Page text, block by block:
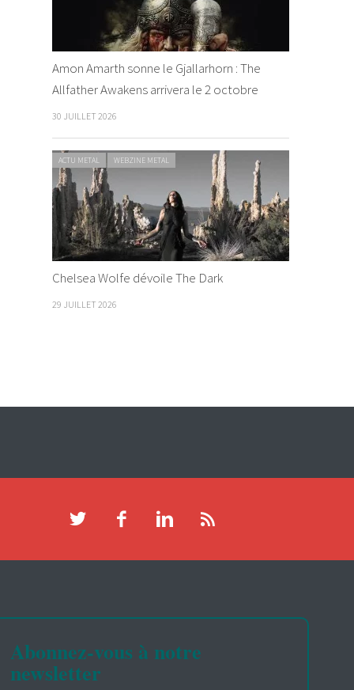
Amon Amarth sonne le Gjallarhorn : The
Allfather Awakens arrivera le 2 octobre
30 JUILLET 2026
ACTU METAL WEBZINE METAL
Chelsea Wolfe dévoile The Dark
29 JUILLET 2026
Abonnez-vous à notre
newsletter